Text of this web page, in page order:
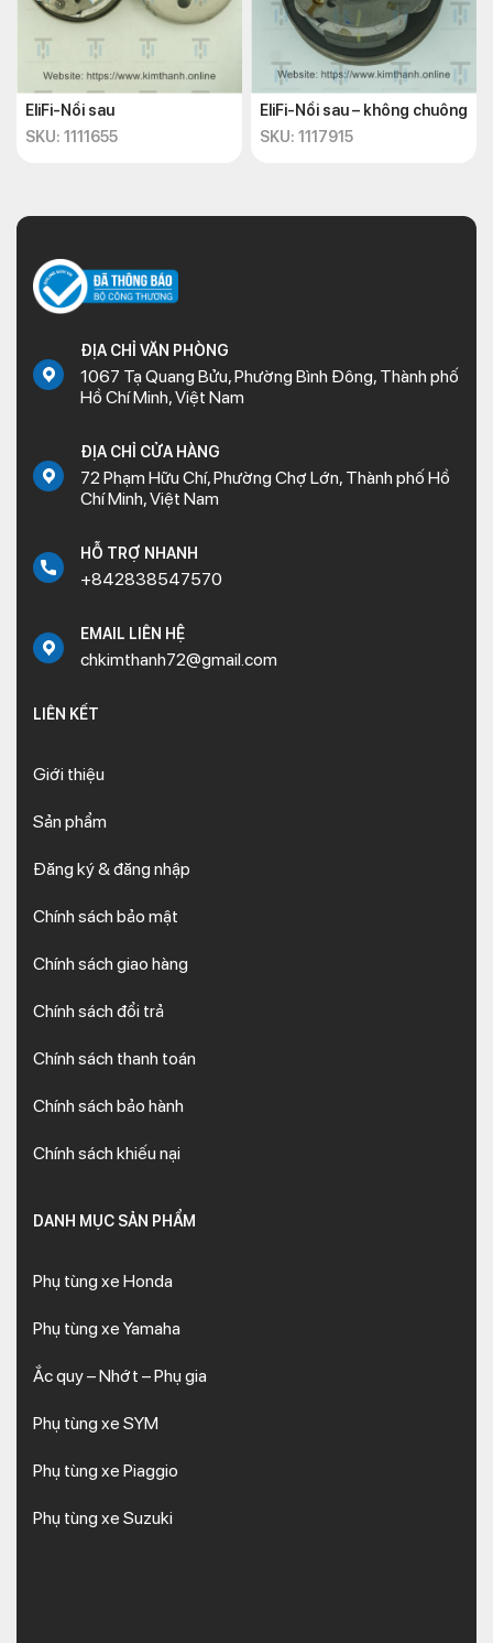
EliFi-Nồi sau
SKU: 1111655
EliFi-Nồi sau – không chuông
SKU: 1117915
ĐỊA CHỈ VĂN PHÒNG
1067 Tạ Quang Bửu, Phường Bình Đông, Thành phố
Hồ Chí Minh, Việt Nam
ĐỊA CHỈ CỬA HÀNG
72 Phạm Hữu Chí, Phường Chợ Lớn, Thành phố Hồ
Chí Minh, Việt Nam
HỖ TRỢ NHANH
+842838547570
EMAIL LIÊN HỆ
chkimthanh72@gmail.com
LIÊN KẾT
Giới thiệu
Sản phẩm
Đăng ký & đăng nhập
Chính sách bảo mật
Chính sách giao hàng
Chính sách đổi trả
Chính sách thanh toán
Chính sách bảo hành
Chính sách khiếu nại
DANH MỤC SẢN PHẨM
Phụ tùng xe Honda
Phụ tùng xe Yamaha
Ắc quy – Nhớt – Phụ gia
Phụ tùng xe SYM
Phụ tùng xe Piaggio
Phụ tùng xe Suzuki